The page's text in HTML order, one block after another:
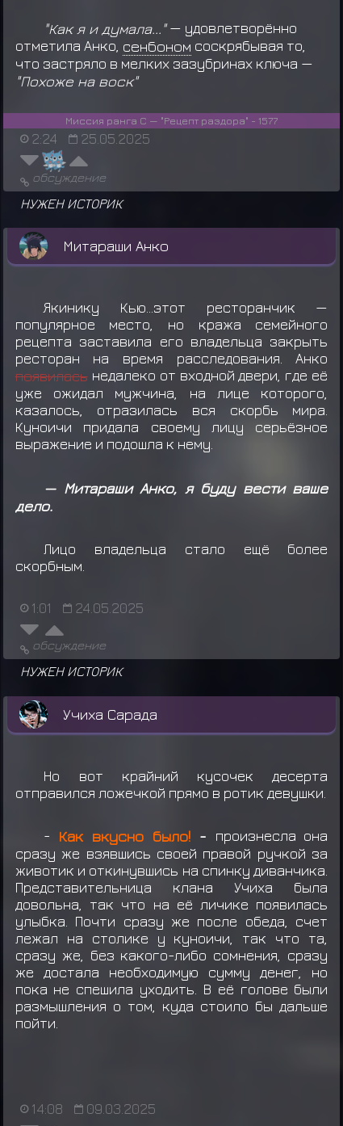
"Как я и думала..."— удовлетворённо
отметила Анко, сенбоном соскрябывая то,
что застряло в мелких зазубринах ключа —
"Похоже на воск"
Миссия ранга C — "Рецепт раздора" - 1577
2:24 25.05.2025
обсуждение
НУЖЕН ИСТОРИК
Митараши Анко
Якинику Кью...этот ресторанчик —
популярное место, но кража семейного
рецепта заставила его владельца закрыть
ресторан на время расследования. Анко
появиласьнедалеко от входной двери, где её
уже ожидал мужчина, на лице которого,
казалось, отразилась вся скорбь мира.
Куноичи придала своему лицу серьёзное
выражение и подошла к нему.
— Митараши Анко, я буду вести ваше
дело.
Лицо владельца стало ещё более
скорбным.
1:01 24.05.2025
обсуждение
НУЖЕН ИСТОРИК
Учиха Сарада
Но вот крайний кусочек десерта
отправился ложечкой прямо в ротик девушки.
- Как вкусно было!- произнесла она
сразу же взявшись своей правой ручкой за
животик и откинувшись на спинку диванчика.
Представительница клана Учиха была
довольна, так что на её личике появилась
улыбка. Почти сразу же после обеда, счет
лежал на столике у куноичи, так что та,
сразу же, без какого-либо сомнения, сразу
же достала необходимую сумму денег, но
пока не спешила уходить. В её голове были
размышления о том, куда стоило бы дальше
пойти.
14:08 09.03.2025